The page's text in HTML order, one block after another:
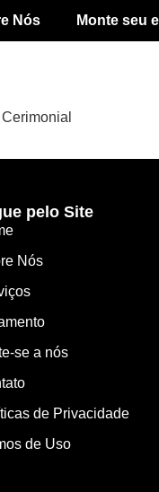
Nós Monte seu
pelo Site
Nós
se a nós
de Privacidade
de Uso